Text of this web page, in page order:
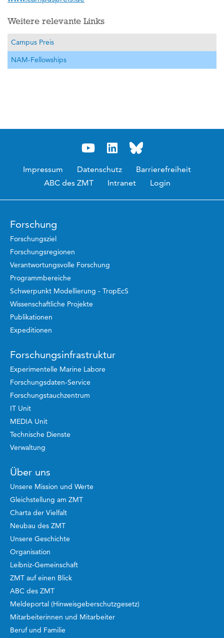
Weitere relevante Links
Campus Preis
NAM-Fellowships
Impressum Datenschutz
Barrierefreiheit
ABC des ZMT
Intranet Login
Forschung
Forschungsziel
Forschungsregionen
Verantwortungsvolle Forschung
Programmbereiche
Schwerpunkt Modellierung - TropEcS
Wissenschaftliche Projekte
Publikationen
Expeditionen
Forschungsinfrastruktur
Experimentelle Marine Labore
Forschungsdaten-Service
Forschungstauchzentrum
IT Unit
MEDIA Unit
Technische Dienste
Verwaltung
Über uns
Unsere Mission und Werte
Gleichstellung am ZMT
Charta der Vielfalt
Neubau des ZMT
Unsere Geschichte
Organisation
Leibniz-Gemeinschaft
ZMT auf einen Blick
ABC des ZMT
Meldeportal (Hinweisgeberschutzgesetz)
Mitarbeiterinnen und Mitarbeiter
Beruf und Familie